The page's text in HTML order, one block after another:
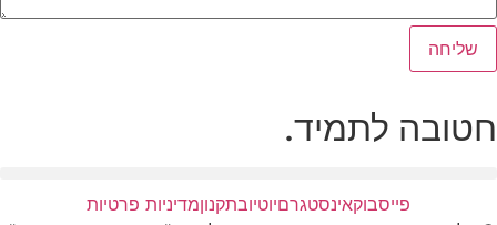
שליחה
חטובה לתמיד.
פייסבוקאינסטגרםיוטיובתקנוןמדיניות פרטיות